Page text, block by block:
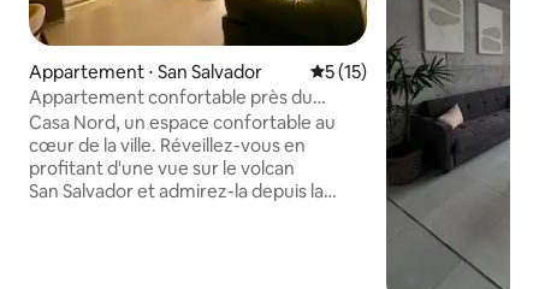
Appartement ⋅ San Salvador Évaluation moyenne sur la
5 (15)
Appartement confortable près du
centre historique de San Salvador /
Piscine + salle de sport
Casa Nord, un espace confortable au
cœur de la ville. Réveillez-vous en
profitant d'une vue sur le volcan
San Salvador et admirez-la depuis la